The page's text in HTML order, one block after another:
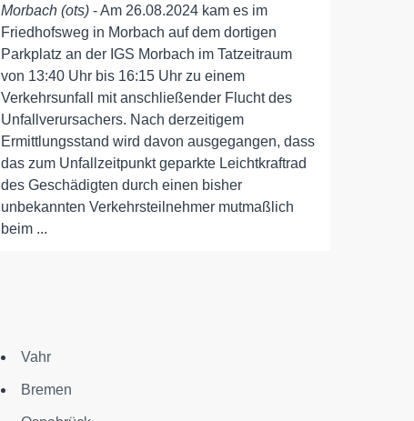
Morbach (ots) - Am 26.08.2024 kam es im
Friedhofsweg in Morbach auf dem dortigen
Parkplatz an der IGS Morbach im Tatzeitraum
von 13:40 Uhr bis 16:15 Uhr zu einem
Verkehrsunfall mit anschließender Flucht des
Unfallverursachers. Nach derzeitigem
Ermittlungsstand wird davon ausgegangen, dass
das zum Unfallzeitpunkt geparkte Leichtkraftrad
des Geschädigten durch einen bisher
unbekannten Verkehrsteilnehmer mutmaßlich
beim ...
Vahr
Bremen